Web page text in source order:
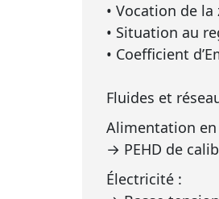
• Vocation de
• Situation au
• Coefficient
Fluides et
Alimentation en
→ PEHD de
Électricité :